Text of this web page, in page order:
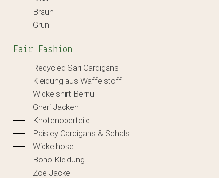
Braun
Grün
Fair Fashion
Recycled Sari Cardigans
Kleidung aus Waffelstoff
Wickelshirt Bernu
Gheri Jacken
Knotenoberteile
Paisley Cardigans & Schals
Wickelhose
Boho Kleidung
Zoe Jacke